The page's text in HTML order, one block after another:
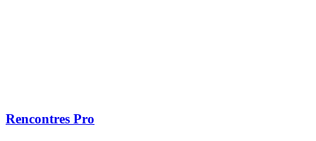
Rencontres Pro